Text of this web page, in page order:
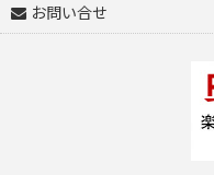
お問い合せ